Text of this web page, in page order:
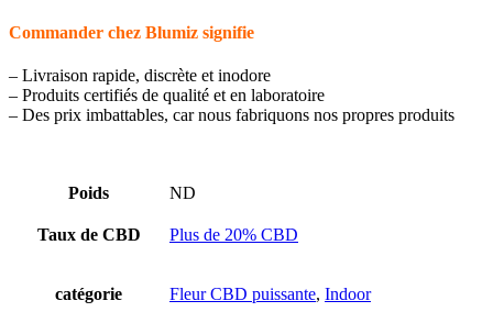
Commander chez Blumiz signifie
– Livraison rapide, discrète et inodore
– Produits certifiés de qualité et en laboratoire
– Des prix imbattables, car nous fabriquons nos propres produits
Poids ND
Taux de CBD Plus de 20% CBD
catégorie Fleur CBD puissante, Indoor